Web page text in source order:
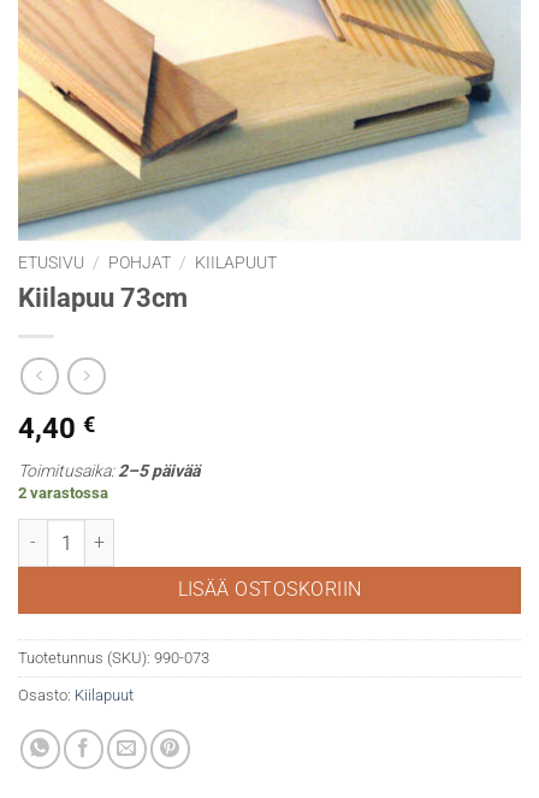
ETUSIVU / POHJAT / KIILAPUUT
Kiilapuu 73cm
4,40 €
Toimitusaika:2–5 päivää
2 varastossa
Kiilapuu 73cm määrä
LISÄÄ OSTOSKORIIN
Tuotetunnus (SKU): 990-073
Osasto: Kiilapuut